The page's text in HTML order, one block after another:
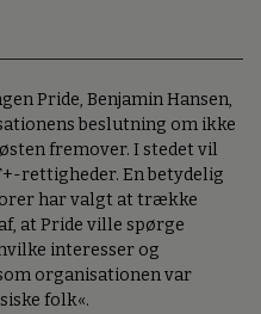
Pride, Benjamin Hansen,
beslutning om ikke
fremover. I stedet vil
rettigheder. En betydelig
har valgt at trække
at Pride ville spørge
interesser og
organisationen var
folk«.